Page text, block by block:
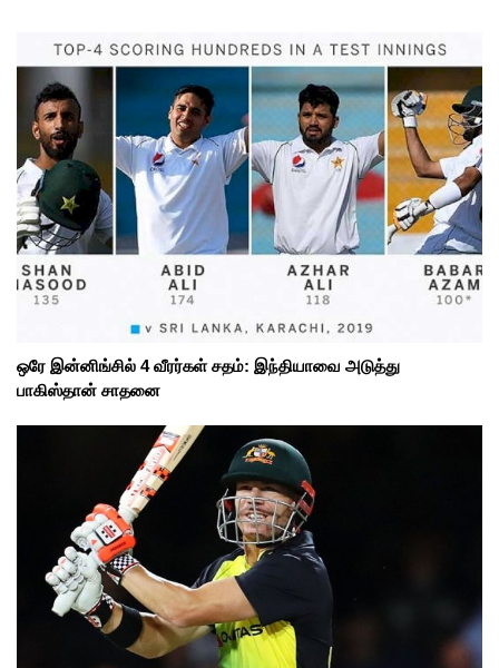
ஒரே இன்னிங்சில் 4 வீரர்கள் சதம்: இந்தியாவை அடுத்து
பாகிஸ்தான் சாதனை